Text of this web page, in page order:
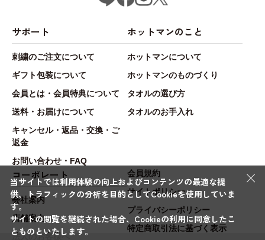
サポート
刺繍のご注文について
ギフト包装について
会員とは・会員特典について
送料・お届けについて
キャンセル・返品・交換・ご
返金
お問い合わせ・FAQ
ホットマンのこと
ホットマンについて
ホットマンのものづくり
タオルの選び方
タオルのお手入れ
コーポレート
会社案内
店舗案内
法人のお客様へ
会員規約
サイトポリシー
プライバシーポリシー
特定商取引法に基づく表示
×
当サイトでは利用体験の向上およびコンテンツの最適な提
供、トラフィックの分析を目的としてCookieを使用していま
す。
サイトの閲覧を継続された場合、Cookieの利用に同意したこ
とものといたします。